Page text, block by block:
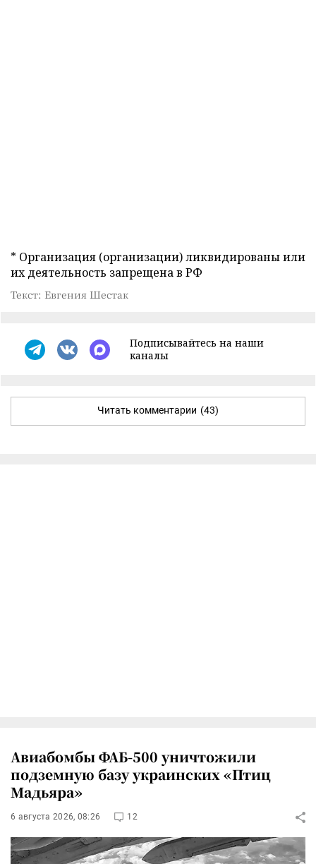
* Организация (организации) ликвидированы или
их деятельность запрещена в РФ
Текст: Евгения Шестак
Подписывайтесь на наши
каналы
Читать комментарии (43)
Авиабомбы ФАБ-500 уничтожили
подземную базу украинских «Птиц
Мадьяра»
6 августа 2026, 08:26 12